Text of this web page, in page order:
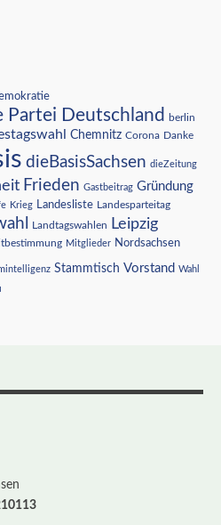
Partei Deutschland berlin
Chemnitz Corona Danke
dieBasisSachsen dieZeitung
Frieden Gastbeitrag Gründung
Krieg Landesliste Landesparteitag
Landtagswahlen Leipzig
Mitglieder Nordsachsen
Stammtisch Vorstand Wahl